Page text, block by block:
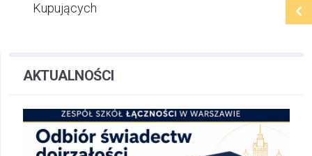
Kupujących
AKTUALNOŚCI